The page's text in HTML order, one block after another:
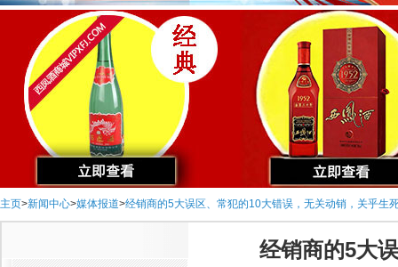
主页>新闻中心>媒体报道>经销商的5大误区、常犯的10大错误，无关动销，关乎生
经销商的5大